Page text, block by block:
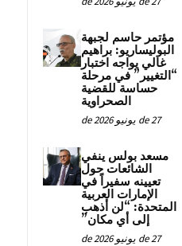
مؤتمر حاسم لجبهة
البوليساريو: براهيم
غالي يواجه اختبار
“التغيير” في مرحلة
حساسة للقضية
الصحراوية
27 de يونيو de 2026
مسعد بولس ينفي
الشائعات حول
تعيينه سفيراً في
الإمارات العربية
المتحدة: “لن أذهب
إلى أي مكان”
27 de يونيو de 2026